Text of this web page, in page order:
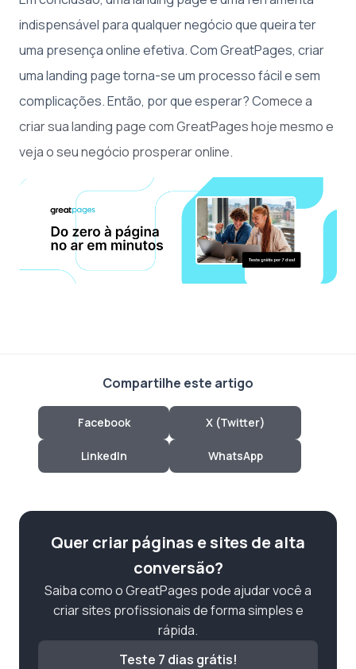
indispensável para qualquer negócio que queira ter
uma presença online efetiva. Com GreatPages, criar
uma landing page torna-se um processo fácil e sem
complicações. Então, por que esperar? Comece a
criar sua landing page com GreatPages hoje mesmo e
veja o seu negócio prosperar online.
Compartilhe este artigo
Facebook X (Twitter)
LinkedIn WhatsApp
Quer criar páginas e sites de alta
conversão?
Saiba como o GreatPages pode ajudar você a
criar sites profissionais de forma simples e
rápida.
Teste 7 dias grátis!